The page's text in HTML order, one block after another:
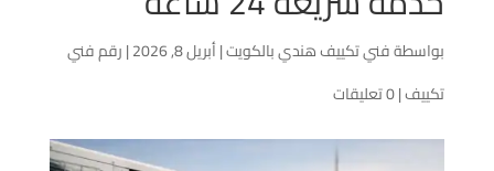
بواسطةفني تكييف هندي بالكويت|أبريل 8, 2026 |رقم فني
تكييف|0 تعليقات